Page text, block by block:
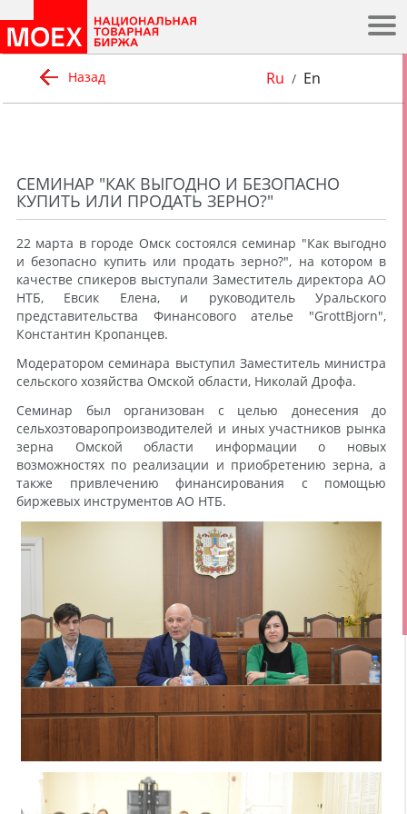
Назад Ru / En
СЕМИНАР "КАК ВЫГОДНО И БЕЗОПАСНО
КУПИТЬ ИЛИ ПРОДАТЬ ЗЕРНО?"
22 марта в городе Омск состоялся семинар "Как выгодно
и безопасно купить или продать зерно?", на котором в
качестве спикеров выступали Заместитель директора АО
НТБ, Евсик Елена, и руководитель Уральского
представительства Финансового ателье "GrottBjorn",
Константин Кропанцев.
Модератором семинара выступил Заместитель министра
сельского хозяйства Омской области, Николай Дрофа.
Семинар был организован с целью донесения до
сельхозтоваропроизводителей и иных участников рынка
зерна Омской области информации о новых
возможностях по реализации и приобретению зерна, а
также привлечению финансирования с помощью
биржевых инструментов АО НТБ.